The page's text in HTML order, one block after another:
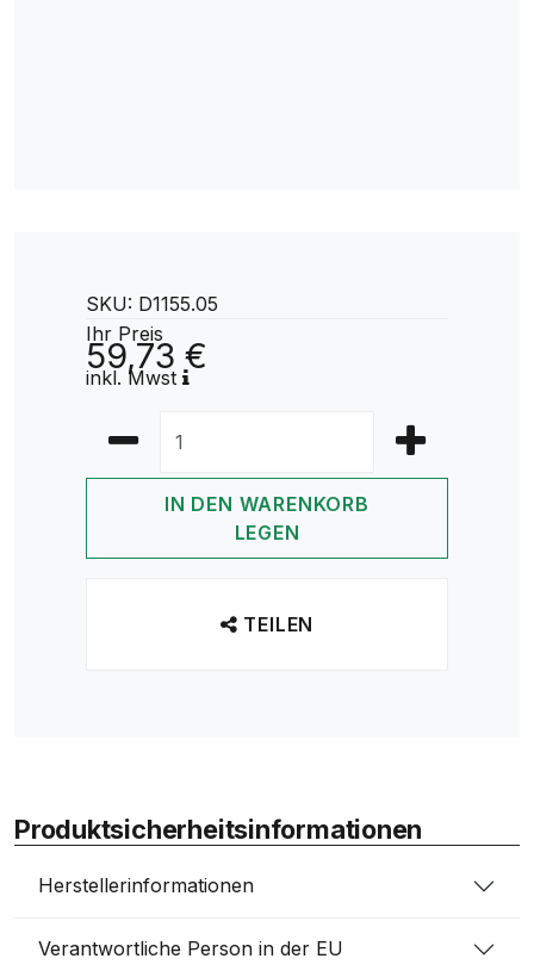
SKU: D1155.05
Ihr Preis
59,73 €
inkl. Mwst
IN DEN WARENKORB
LEGEN
TEILEN
Produktsicherheitsinformationen
Herstellerinformationen
Verantwortliche Person in der EU